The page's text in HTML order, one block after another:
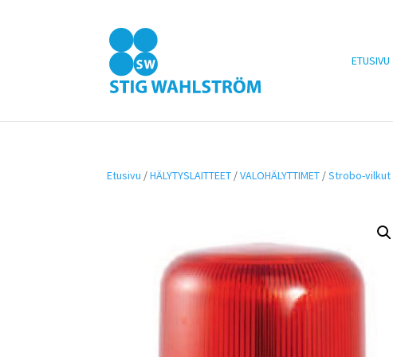
ETUSIVU
Etusivu /HÄLYTYSLAITTEET /VALOHÄLYTTIMET /Strobo-vilkut